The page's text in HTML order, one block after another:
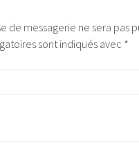
de messagerie ne sera pas
sont indiqués avec *